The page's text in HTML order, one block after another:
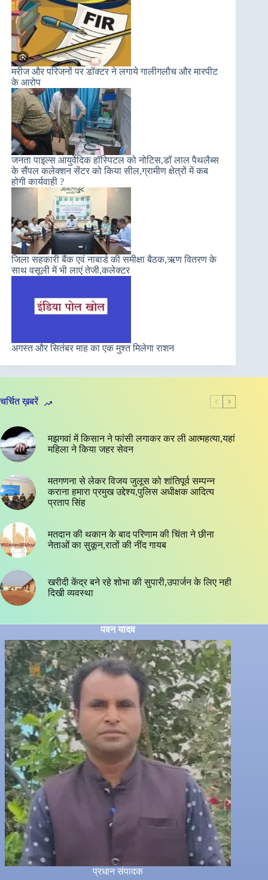
मरीज और परिजनों पर डॉक्टर ने लगाये गालीगलौच और मारपीट
के आरोप
जनता पाइल्स आयुर्वेदिक हॉस्पिटल को नोटिस,डॉ लाल पैथलैब्स
के सैंपल कलेक्शन सेंटर को किया सील,ग्रामीण क्षेत्रों में कब
होगी कार्यवाही ?
जिला सहकारी बैंक एवं नाबार्ड की समीक्षा बैठक,ऋण वितरण के
साथ वसूली में भी लाएं तेजी,कलेक्टर
अगस्त और सितंबर माह का एक मुश्त मिलेगा राशन
चर्चित ख़बरें
मझगवां में किसान ने फांसी लगाकर कर ली आत्महत्या,यहां
महिला ने किया जहर सेवन
मतगणना से लेकर विजय जुलूस को शांतिपूर्व सम्पन्न
कराना हमारा प्रमुख उद्देश्य,पुलिस अधीक्षक आदित्य
प्रताप सिंह
मतदान की थकान के बाद परिणाम की चिंता ने छीना
नेताओं का सुकून,रातों की नींद गायब
खरीदी केंद्र बने रहे शोभा की सुपारी,उपार्जन के लिए नही
दिखी व्यवस्था
पवन यादव
प्रधान संपादक